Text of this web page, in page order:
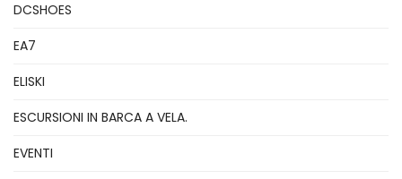
DCSHOES
EA7
ELISKI
ESCURSIONI IN BARCA A VELA.
EVENTI